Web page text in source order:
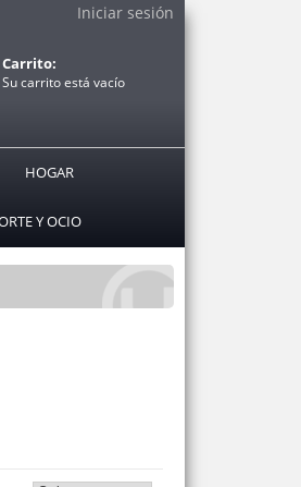
Iniciar sesión
Carrito:
Su carrito está vacío
HOGAR
Y OCIO